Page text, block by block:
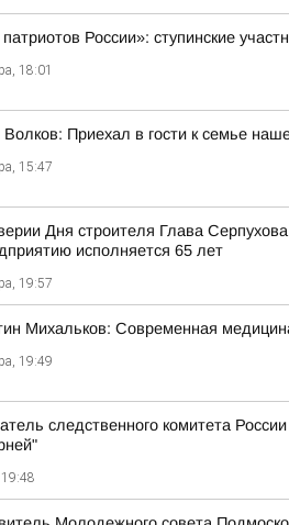
России»: ступинские
18:01
Приехал в гости к семье
15:47
Дня строителя Глава
исполняется 65 лет
19:57
Михальков: Современная
19:49
следственного комитета